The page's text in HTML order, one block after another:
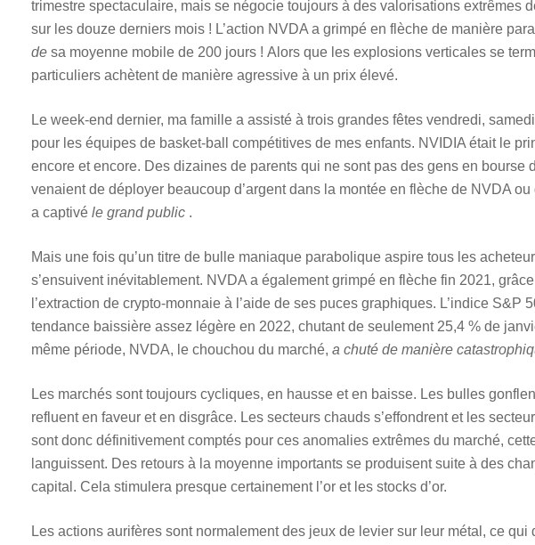
trimestre spectaculaire, mais se négocie toujours à des valorisations extrêmes
sur les douze derniers mois ! L’action NVDA a grimpé en flèche de manière
de sa moyenne mobile de 200 jours ! Alors que les explosions verticales se
particuliers achètent de manière agressive à un prix élevé.
Le week-end dernier, ma famille a assisté à trois grandes fêtes vendredi,
pour les équipes de basket-ball compétitives de mes enfants. NVIDIA était le
encore et encore. Des dizaines de parents qui ne sont pas des gens en bourse
venaient de déployer beaucoup d’argent dans la montée en flèche de NVDA ou
a captivé le grand public .
Mais une fois qu’un titre de bulle maniaque parabolique aspire tous les
s’ensuivent inévitablement. NVDA a également grimpé en flèche fin 2021,
l’extraction de crypto-monnaie à l’aide de ses puces graphiques. L’indice S&P
tendance baissière assez légère en 2022, chutant de seulement 25,4 % de
même période, NVDA, le chouchou du marché, a chuté de manière
Les marchés sont toujours cycliques, en hausse et en baisse. Les bulles
refluent en faveur et en disgrâce. Les secteurs chauds s’effondrent et les
sont donc définitivement comptés pour ces anomalies extrêmes du marché,
languissent. Des retours à la moyenne importants se produisent suite à des
capital. Cela stimulera presque certainement l’or et les stocks d’or.
Les actions aurifères sont normalement des jeux de levier sur leur métal, ce